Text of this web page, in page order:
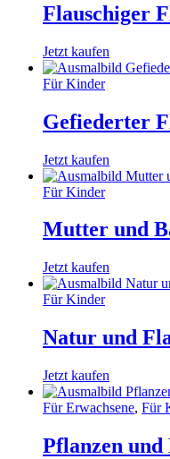
Flauschiger
Jetzt kaufen
Für Kinder
Gefiederter
Jetzt kaufen
Für Kinder
Mutter und
Jetzt kaufen
Für Kinder
Natur und
Jetzt kaufen
Für Erwachsene, Für
Pflanzen und